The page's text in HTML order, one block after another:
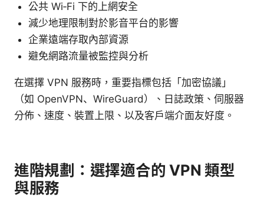
公共 Wi‑Fi 下的上網安全
減少地理限制對於影音平台的影響
企業遠端存取內部資源
避免網路流量被監控與分析
在選擇 VPN 服務時，重要指標包括「加密協議」
（如 OpenVPN、WireGuard）、日誌政策、伺服器
分佈、速度、裝置上限、以及客戶端介面友好度。
進階規劃：選擇適合的 VPN 類型
與服務